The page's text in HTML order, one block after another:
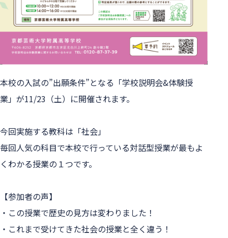
本校の入試の”出願条件”となる「学校説明会&体験授
業」が11/23（土）に開催されます。
今回実施する教科は「社会」
毎回人気の科目で本校で行っている対話型授業が最もよ
くわかる授業の１つです。
【参加者の声】
・この授業で歴史の見方は変わりました！
・これまで受けてきた社会の授業と全く違う！